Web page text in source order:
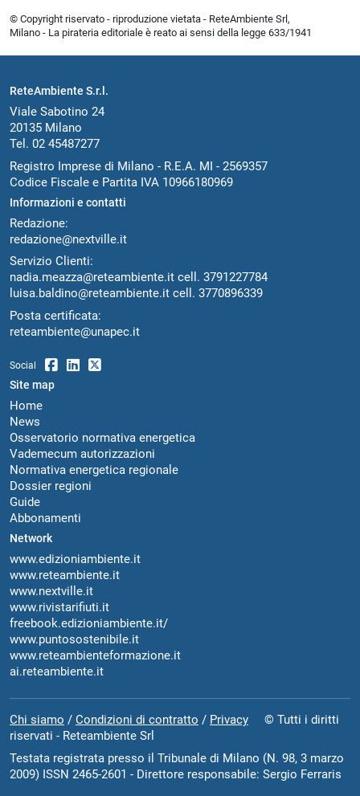
© Copyright riservato - riproduzione vietata - ReteAmbiente Srl,
Milano - La pirateria editoriale è reato ai sensi della legge 633/1941
ReteAmbiente S.r.l.
Viale Sabotino 24
20135 Milano
Tel. 02 45487277
Registro Imprese di Milano - R.E.A. MI - 2569357
Codice Fiscale e Partita IVA 10966180969
Informazioni e contatti
Redazione:
redazione@nextville.it
Servizio Clienti:
nadia.meazza@reteambiente.it cell. 3791227784
luisa.baldino@reteambiente.it cell. 3770896339
Posta certificata:
reteambiente@unapec.it
Social
Site map
Home
News
Osservatorio normativa energetica
Vademecum autorizzazioni
Normativa energetica regionale
Dossier regioni
Guide
Abbonamenti
Network
www.edizioniambiente.it
www.reteambiente.it
www.nextville.it
www.rivistarifiuti.it
freebook.edizioniambiente.it/
www.puntosostenibile.it
www.reteambienteformazione.it
ai.reteambiente.it
Chi siamo / Condizioni di contratto / Privacy © Tutti i diritti
riservati - Reteambiente Srl
Testata registrata presso il Tribunale di Milano (N. 98, 3 marzo
2009) ISSN 2465-2601 - Direttore responsabile: Sergio Ferraris